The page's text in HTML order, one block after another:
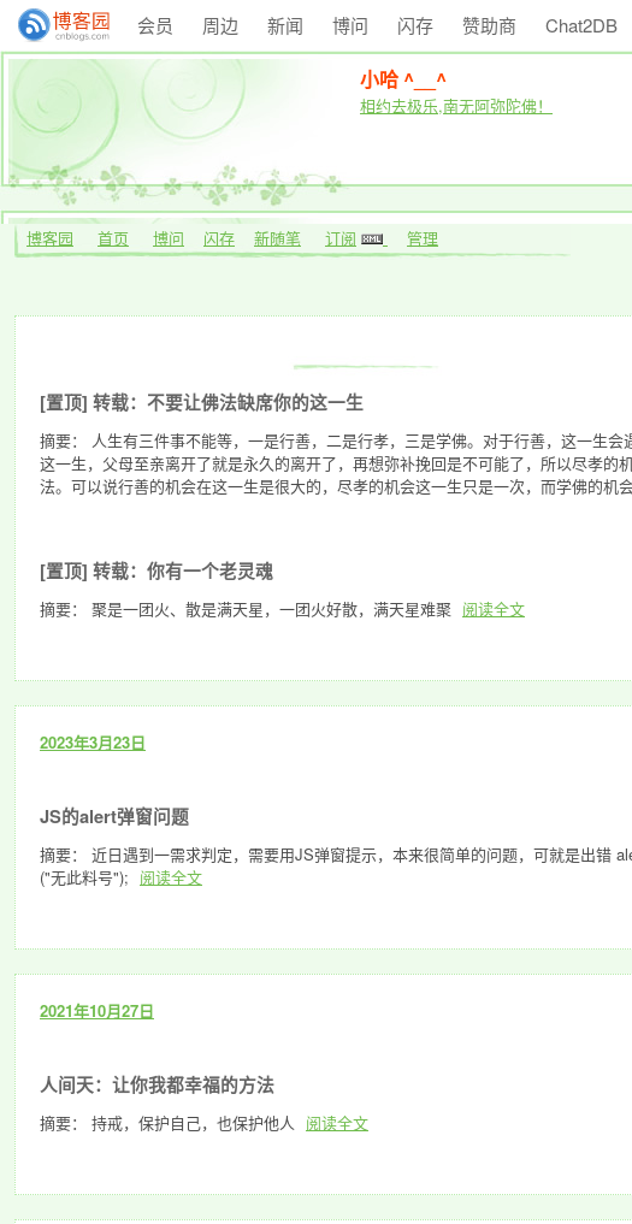
会员 周边 新闻 博问 闪存 赞助商 Chat2DB
小哈 ^__^
相约去极乐,南无阿弥陀佛！
博客园 首页 博问 闪存 新随笔 订阅 管理
[置顶] 转载：不要让佛法缺席你的这一生
摘要： 人生有三件事不能等，一是行善，二是行孝，三是学佛。对于行善，这一生
这一生，父母至亲离开了就是永久的离开了，再想弥补挽回是不可能了，所以尽孝
法。可以说行善的机会在这一生是很大的，尽孝的机会这一生只是一次，而学佛的机
[置顶] 转载：你有一个老灵魂
摘要： 聚是一团火、散是满天星，一团火好散，满天星难聚 阅读全文
2023年3月23日
JS的alert弹窗问题
摘要： 近日遇到一需求判定，需要用JS弹窗提示，本来很简单的问题，可就是出错
("无此料号"); 阅读全文
2021年10月27日
人间天：让你我都幸福的方法
摘要： 持戒，保护自己，也保护他人 阅读全文